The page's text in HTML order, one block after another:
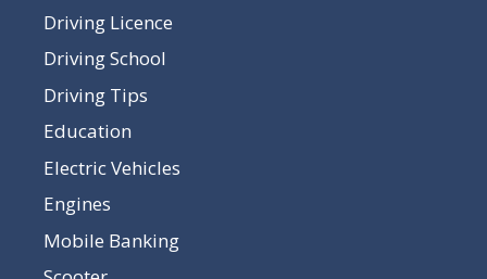
Driving Licence
Driving School
Driving Tips
Education
Electric Vehicles
Engines
Mobile Banking